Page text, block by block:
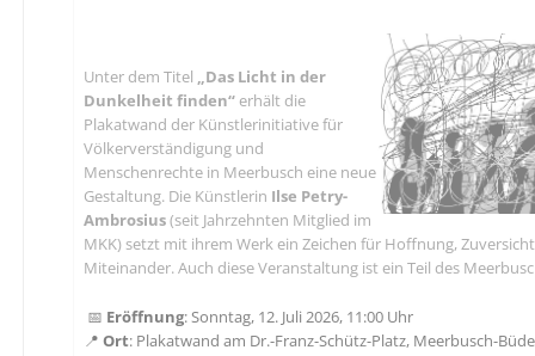
Unter dem Titel „Das Licht in der
Dunkelheit finden“ erhält die
Plakatwand der Künstlerinitiative für
Völkerverständigung und
Menschenrechte in Meerbusch eine neue
Gestaltung. Die Künstlerin Ilse Petry-
Ambrosius(seit Jahrzehnten Mitglied im
MKK) setzt mit ihrem Werk ein Zeichen für Hoffnung,
Miteinander. Auch diese Veranstaltung ist ein Teil des
📅 Eröffnung: Sonntag, 12. Juli 2026, 11:00 Uhr
📍Ort: Plakatwand am Dr.-Franz-Schütz-Platz, Meerbusch-